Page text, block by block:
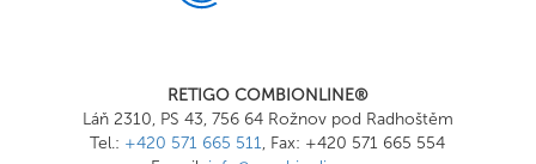
RETIGO COMBIONLINE®
Láň 2310, PS 43, 756 64 Rožnov pod Radhoštěm
Tel.: +420 571 665 511, Fax: +420 571 665 554